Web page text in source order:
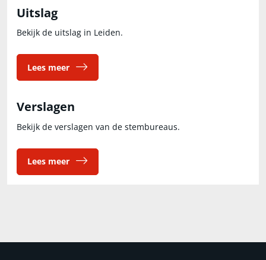
Uitslag
Bekijk de uitslag in Leiden.
Lees meer
Verslagen
Bekijk de verslagen van de stembureaus.
Lees meer